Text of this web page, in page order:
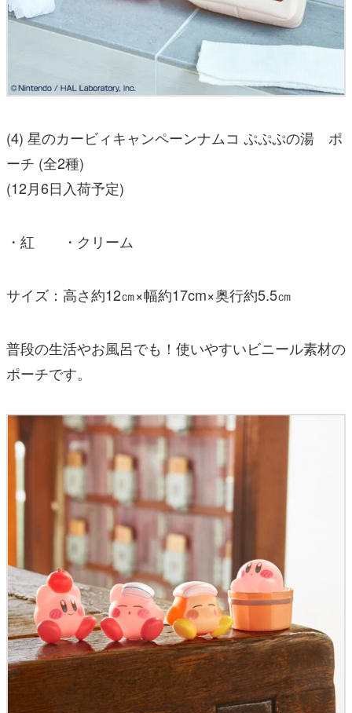
(4) 星のカービィキャンペーンナムコ ぷぷぷの湯 ポ
ーチ (全2種)
(12月6日入荷予定)
・紅 ・クリーム
サイズ：高さ約12㎝×幅約17cm×奥行約5.5㎝
普段の生活やお風呂でも！使いやすいビニール素材の
ポーチです。